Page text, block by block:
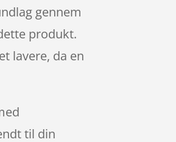
gennem
produkt.
lavere, da en
til din